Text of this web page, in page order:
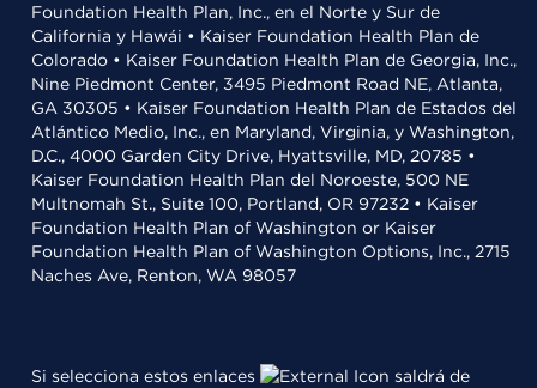
Foundation Health Plan, Inc., en el Norte y Sur de
California y Hawái • Kaiser Foundation Health Plan de
Colorado • Kaiser Foundation Health Plan de Georgia, Inc.,
Nine Piedmont Center, 3495 Piedmont Road NE, Atlanta,
GA 30305 • Kaiser Foundation Health Plan de Estados del
Atlántico Medio, Inc., en Maryland, Virginia, y Washington,
D.C., 4000 Garden City Drive, Hyattsville, MD, 20785 •
Kaiser Foundation Health Plan del Noroeste, 500 NE
Multnomah St., Suite 100, Portland, OR 97232 • Kaiser
Foundation Health Plan of Washington or Kaiser
Foundation Health Plan of Washington Options, Inc., 2715
Naches Ave, Renton, WA 98057
Si selecciona estos enlaces
saldrá de